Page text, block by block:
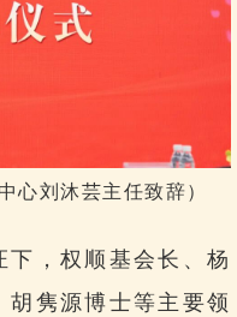
心刘沐芸主任致辞）
下，权顺基会长、杨
胡隽源博士等主要领